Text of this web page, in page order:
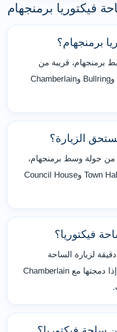
فيكتوريا برمنجهام
برمنجهام؟
برمنجهام، قريبة من
Birmingham New Street وBullring وChamberlain
الزيارة؟
من جولة وسط برمنجهام،
خاصة للتصوير ومشاهدة Town Hall وCouncil House
فيكتوريا؟
غالبًا تكفي من 20 إلى 45 دقيقة لزيارة الساحة
والتصوير، وقد تزيد المدة إذا دمجتها مع Chamberlain